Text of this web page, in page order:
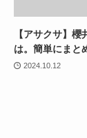
【アサクサ】櫻
は。簡単にまと
2024.10.12